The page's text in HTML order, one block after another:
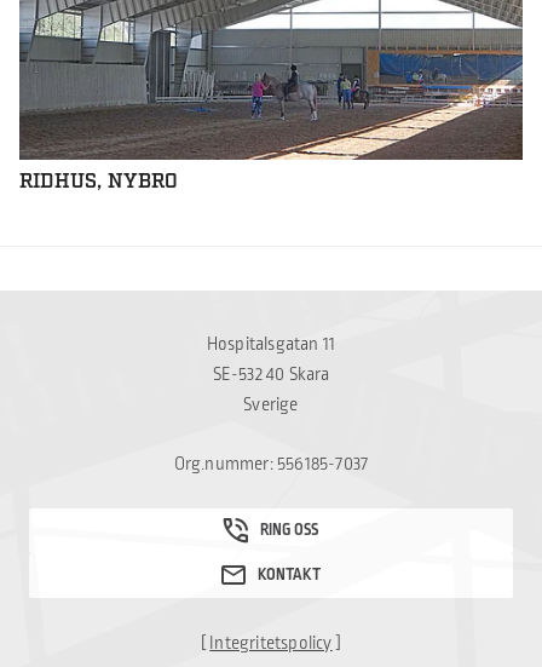
RIDHUS, NYBRO
Hospitalsgatan 11
SE-532 40 Skara
Sverige
Org.nummer: 556185-7037
[Integritetspolicy]